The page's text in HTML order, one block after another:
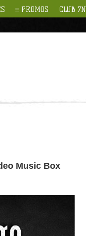
PROMOS CLUB 7N
Music Box